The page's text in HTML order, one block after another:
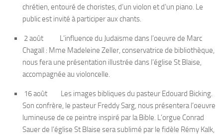
chrétien, entouré de choristes, d’un violon et d’un piano. Le
public est invité à participer aux chants.
2 août L’influence du Judaïsme dans l’oeuvre de Marc
Chagall : Mme Madeleine Zeller, conservatrice de bibliothèque,
nous fera une présentation illustrée dans l’église St Blaise,
accompagnée au violoncelle.
16 août Les images bibliques du pasteur Edouard Bicking.
Son confrère, le pasteur Freddy Sarg, nous présentera l’oeuvre
lumineuse de ce peintre inspiré par la Bible. L’orgue Conrad
Sauer de l’église St Blaise sera sublimé par le fidèle Rémy Kalk,